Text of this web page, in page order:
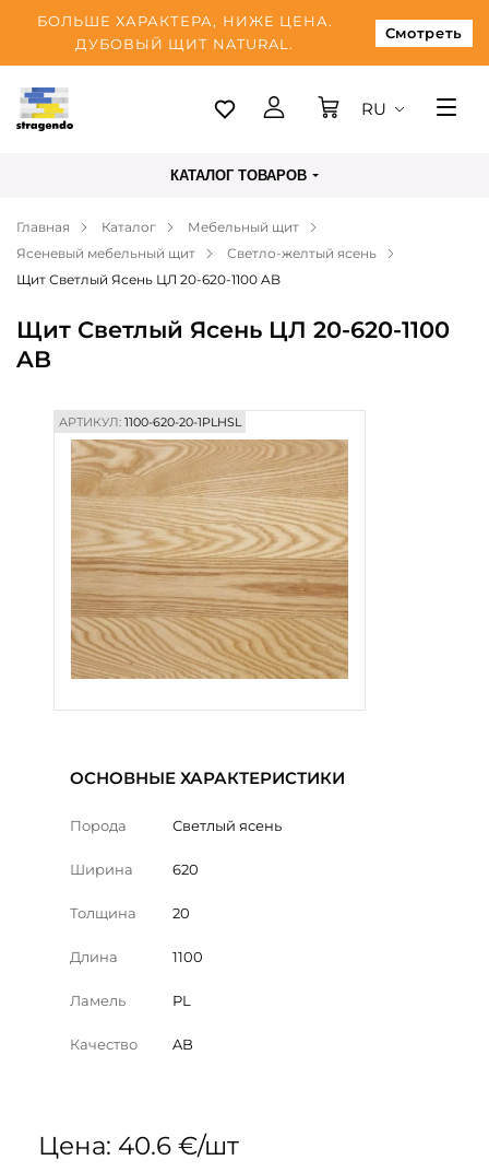
БОЛЬШЕ ХАРАКТЕРА, НИЖЕ ЦЕНА.
ДУБОВЫЙ ЩИТ NATURAL.
Смотреть
Таллинн
Оплата
О нас
Блог
Контакты
RU
КАТАЛОГ ТОВАРОВ
Главная Каталог
Мебельный щит
Ясеневый мебельный щит
Светло-желтый ясень
Щит Светлый Ясень ЦЛ 20-620-1100 AB
Щит Светлый Ясень ЦЛ 20-620-1100
AB
АРТИКУЛ:1100-620-20-1PLHSL
ОСНОВНЫЕ ХАРАКТЕРИСТИКИ
Порода Светлый ясень
Ширина 620
Толщина 20
Длина 1100
Ламель PL
Качество AB
Цена: 40.6 €/шт